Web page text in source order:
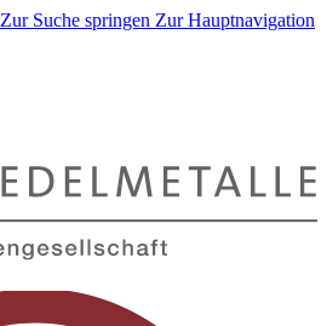
Zur Suche springen Zur Hauptnavigation